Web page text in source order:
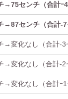
→75センチ（合計ｰ
→87センチ（合計-7
→変化なし（合計-3
→変化なし（合計-2
→変化なし（合計ｰ1